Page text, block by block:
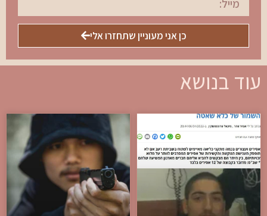
כן אני מעוניין שתחזרו אלי
עוד בנושא